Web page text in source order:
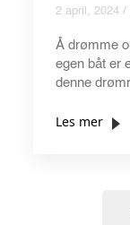
2 april, 2024 /
Å drømme
egen båt er
denne
Les mer